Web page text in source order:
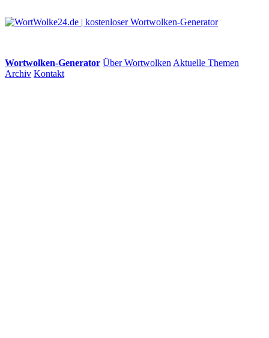
Wortwolken-Generator Über Wortwolken Aktuelle Themen
Archiv Kontakt